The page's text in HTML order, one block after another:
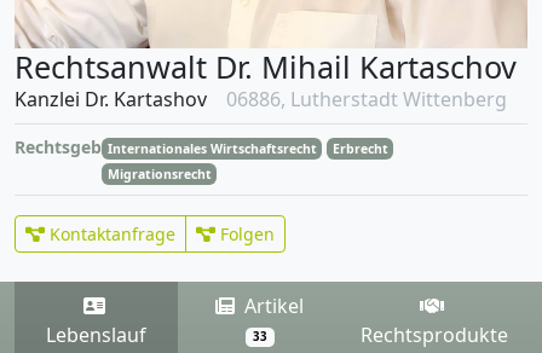
Rechtsanwalt Dr. Mihail Kartaschov
Kanzlei Dr. Kartashov 06886, Lutherstadt Wittenberg
RechtsgebieteInternationales Wirtschaftsrecht
Erbrecht
Migrationsrecht
Kontaktanfrage Folgen
Lebenslauf
Artikel
33 Rechtsprodukte